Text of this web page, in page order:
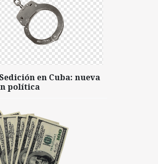
en Cuba: nueva
política